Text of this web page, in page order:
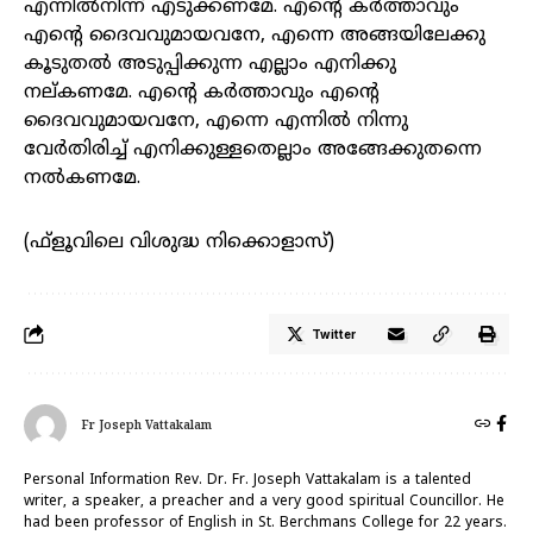
എന്നിൽനിന്ന് എടുക്കണമേ. എൻ്റെ കർത്താവും
എൻ്റെ ദൈവവുമായവനേ, എന്നെ അങ്ങയിലേക്കു
കൂടുതൽ അടുപ്പിക്കുന്ന എല്ലാം എനിക്കു
നല്‌കണമേ. എൻ്റെ കർത്താവും എന്റെ
ദൈവവുമായവനേ, എന്നെ എന്നിൽ നിന്നു
വേർതിരിച്ച് എനിക്കുള്ളതെല്ലാം അങ്ങേക്കുതന്നെ
നൽകണമേ.
(ഫ്ളൂവിലെ വിശുദ്ധ നിക്കൊളാസ്)
Twitter
Fr Joseph Vattakalam
Personal Information Rev. Dr. Fr. Joseph Vattakalam is a talented
writer, a speaker, a preacher and a very good spiritual Councillor. He
had been professor of English in St. Berchmans College for 22 years.